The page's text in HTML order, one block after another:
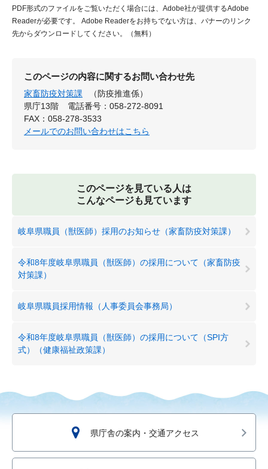
PDF形式のファイルをご覧いただく場合には、Adobe社が提供するAdobe
Readerが必要です。
Adobe Readerをお持ちでない方は、バナーのリンク
先からダウンロードしてください。（無料）
このページの内容に関するお問い合わせ先
家畜防疫対策課
（防疫推進係）
県庁13階
電話番号：058-272-8091
FAX：058-278-3533
メールでのお問い合わせはこちら
このページを見ている人は
こんなページも見ています
岐阜県職員（獣医師）採用のお知らせ（家畜防疫対策課）
令和8年度岐阜県職員（獣医師）の採用について（家畜防疫
対策課）
岐阜県職員採用情報（人事委員会事務局）
令和8年度岐阜県職員（獣医師）の採用について（SPI方
式）（健康福祉政策課）
県庁舎の案内・交通アクセス